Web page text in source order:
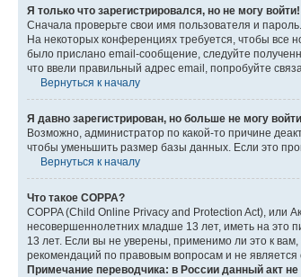
Я только что зарегистрировался, но не могу войти!
Сначала проверьте свои имя пользователя и
На некоторых конференциях требуется, чтобы все
было прислано email-сообщение, следуйте
что ввели правильный адрес email, попробуйте
Вернуться к началу
Я давно зарегистрирован, но больше не могу
Возможно, администратор по какой-то причине
чтобы уменьшить размер базы данных. Если это
Вернуться к началу
Что такое COPPA?
COPPA (Child Online Privacy and Protection Act), или
несовершеннолетних младше 13 лет, иметь на это
13 лет. Если вы не уверены, применимо ли это к
рекомендаций по правовым вопросам и не
Примечание переводчика: в России данный акт